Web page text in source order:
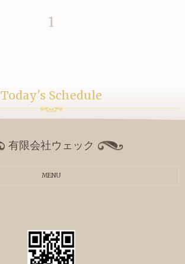
1
Today's Schedule
有限会社ウェック
MENU